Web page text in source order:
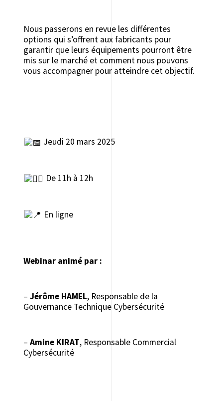
Nous passerons en revue les différentes
options qui s’offrent aux fabricants pour
garantir que leurs équipements pourront être
mis sur le marché et comment nous pouvons
vous accompagner pour atteindre cet objectif.
Jeudi 20 mars 2025
De 11h à 12h
En ligne
Webinar animé par :
–Jérôme HAMEL, Responsable de la
Gouvernance Technique Cybersécurité
–Amine KIRAT, Responsable Commercial
Cybersécurité